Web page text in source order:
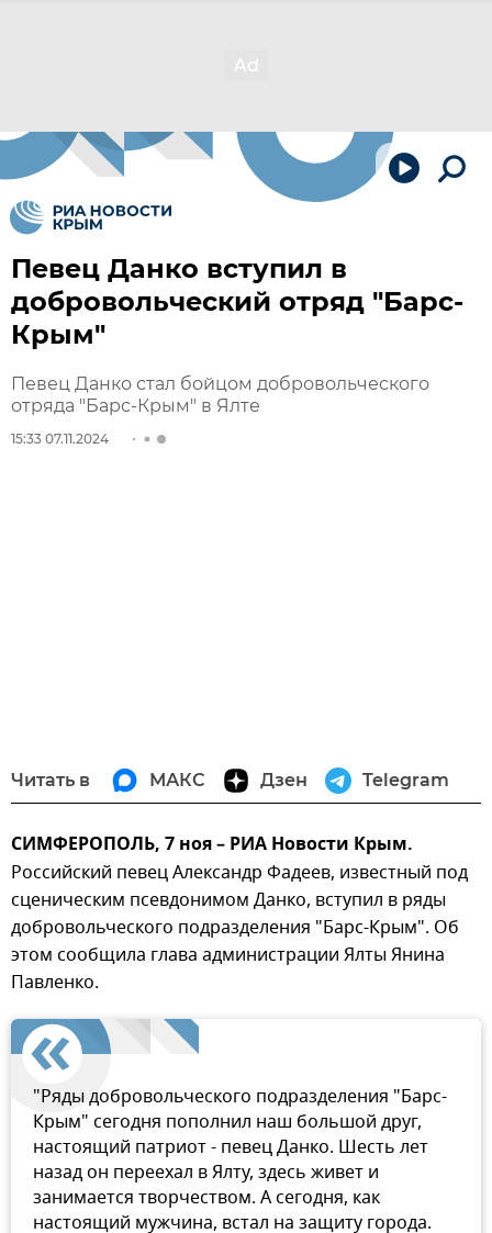
Певец Данко вступил в
добровольческий отряд "Барс-
Крым"
Певец Данко стал бойцом добровольческого
отряда "Барс-Крым" в Ялте
15:33 07.11.2024
Читать в МАКС Дзен Telegram
СИМФЕРОПОЛЬ, 7 ноя – РИА Новости Крым.
Российский певец Александр Фадеев, известный под
сценическим псевдонимом Данко, вступил в ряды
добровольческого подразделения "Барс-Крым". Об
этом сообщила глава администрации Ялты Янина
Павленко.
"Ряды добровольческого подразделения "Барс-
Крым" сегодня пополнил наш большой друг,
настоящий патриот - певец Данко. Шесть лет
назад он переехал в Ялту, здесь живет и
занимается творчеством. А сегодня, как
настоящий мужчина, встал на защиту города.